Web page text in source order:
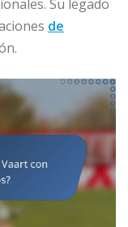
Su legado
de